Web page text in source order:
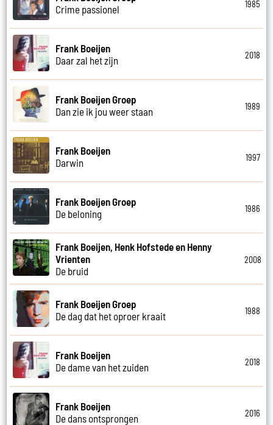
Crime passionel
1985
Frank Boeijen
Daar zal het zijn
2018
Frank Boeijen Groep
Dan zie ik jou weer staan
1989
Frank Boeijen
Darwin
1997
Frank Boeijen Groep
De beloning
1986
Frank Boeijen, Henk Hofstede en Henny
Vrienten
De bruid
2008
Frank Boeijen Groep
De dag dat het oproer kraait
1988
Frank Boeijen
De dame van het zuiden
2018
Frank Boeijen
De dans ontsprongen
2016